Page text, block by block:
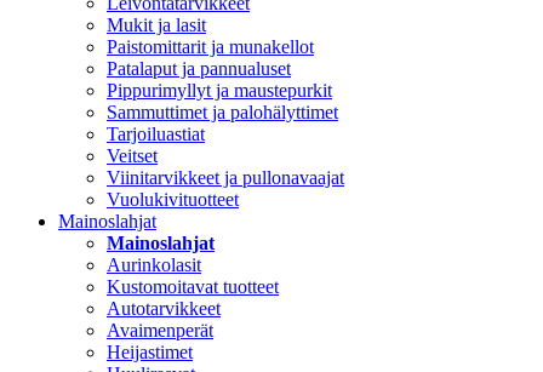
Mukit ja lasit
Paistomittarit ja munakellot
Patalaput ja pannualuset
Pippurimyllyt ja maustepurkit
Sammuttimet ja palohälyttimet
Tarjoiluastiat
Veitset
Viinitarvikkeet ja pullonavaajat
Vuolukivituotteet
Mainoslahjat
Mainoslahjat
Aurinkolasit
Kustomoitavat tuotteet
Autotarvikkeet
Avaimenperät
Heijastimet